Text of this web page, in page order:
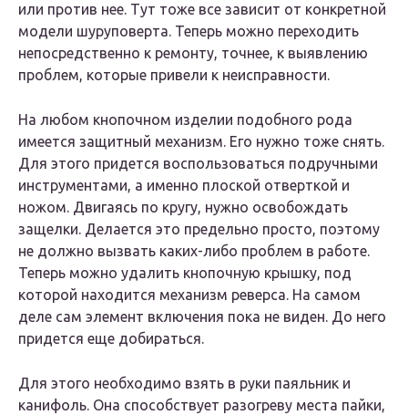
или против нее. Тут тоже все зависит от конкретной
модели шуруповерта. Теперь можно переходить
непосредственно к ремонту, точнее, к выявлению
проблем, которые привели к неисправности.
На любом кнопочном изделии подобного рода
имеется защитный механизм. Его нужно тоже снять.
Для этого придется воспользоваться подручными
инструментами, а именно плоской отверткой и
ножом. Двигаясь по кругу, нужно освобождать
защелки. Делается это предельно просто, поэтому
не должно вызвать каких-либо проблем в работе.
Теперь можно удалить кнопочную крышку, под
которой находится механизм реверса. На самом
деле сам элемент включения пока не виден. До него
придется еще добираться.
Для этого необходимо взять в руки паяльник и
канифоль. Она способствует разогреву места пайки,